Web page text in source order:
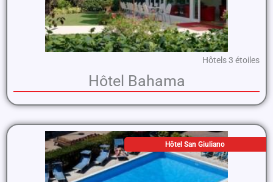
Hôtels 3 étoiles
Hôtel Bahama
Hôtel San Giuliano